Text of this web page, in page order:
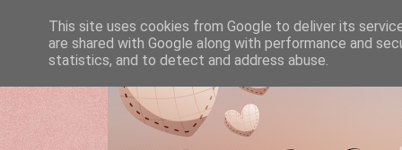
This site uses cookies from Google to deliver its
are shared with Google along with performance and
statistics, and to detect and address abuse.